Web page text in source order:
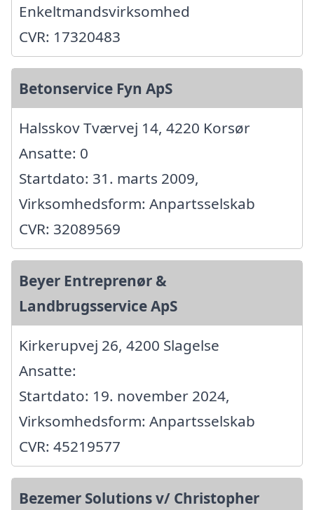
Enkeltmandsvirksomhed
CVR: 17320483
Betonservice Fyn ApS
Halsskov Tværvej 14, 4220 Korsør
Ansatte: 0
Startdato: 31. marts 2009,
Virksomhedsform: Anpartsselskab
CVR: 32089569
Beyer Entreprenør &
Landbrugsservice ApS
Kirkerupvej 26, 4200 Slagelse
Ansatte:
Startdato: 19. november 2024,
Virksomhedsform: Anpartsselskab
CVR: 45219577
Bezemer Solutions v/ Christopher